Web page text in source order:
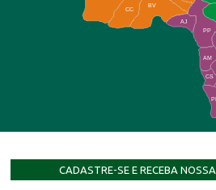
BV
CC
PP
AJ
AM
CS
CADASTRE-SE E RECEBA